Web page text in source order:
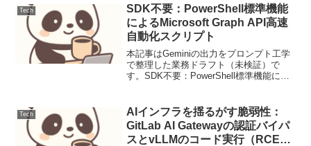
Tech
SDK不要：PowerShell標準機能
によるMicrosoft Graph API高速
自動化スクリプト
本記事はGeminiの出力をプロンプト工学
で整理した業務ドラフト（未検証）で
す。SDK不要：PowerShell標準機能によ
ジョン依存や更新頻度に...
Tech
AIインフラを揺るがす脆弱性：
GitLab AI Gatewayの認証バイパ
スとvLLMのコード実行（RCE）